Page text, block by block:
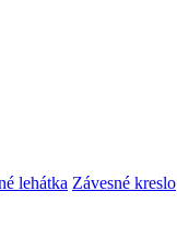
lehátka Závesné kreslo